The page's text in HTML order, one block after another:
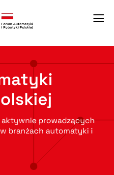
prowadzących
branżach automatyki i